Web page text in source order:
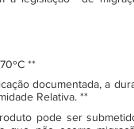
**
documentada, a
Relativa. **
pode ser